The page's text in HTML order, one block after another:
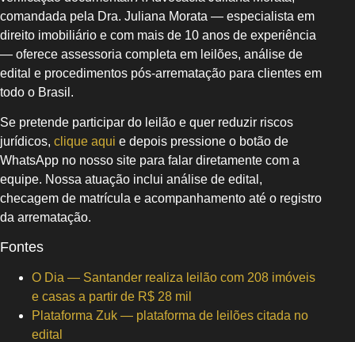
comandada pela Dra. Juliana Morata — especialista em
direito imobiliário e com mais de 10 anos de experiência
— oferece assessoria completa em leilões, análise de
edital e procedimentos pós-arrematação para clientes em
todo o Brasil.
Se pretende participar do leilão e quer reduzir riscos
jurídicos, clique aqui e depois pressione o botão de
WhatsApp no nosso site para falar diretamente com a
equipe. Nossa atuação inclui análise de edital,
checagem de matrícula e acompanhamento até o registro
da arrematação.
Fontes
O Dia — Santander realiza leilão com 208 imóveis
e casas a partir de R$ 28 mil
Plataforma Zuk — plataforma de leilões citada no
edital